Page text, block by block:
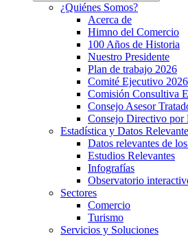
¿Quiénes Somos?
Acerca de
Himno del Comercio
100 Años de Historia
Nuestro Presidente
Plan de trabajo 2026
Comité Ejecutivo 2026
Comisión Consultiva
Consejo Asesor
Consejo Directivo por
Estadística y Datos
Datos relevantes de
Estudios Relevantes
Infografías
Observatorio
Sectores
Comercio
Turismo
Servicios y Soluciones